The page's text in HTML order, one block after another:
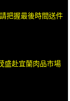
把握最後時間送件
赴宜蘭肉品市場